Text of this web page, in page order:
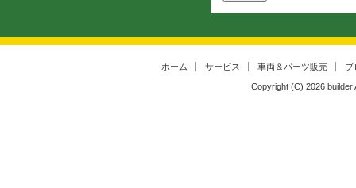
ホーム サービス 車両＆パーツ販売 ブ
Copyright (C) 2026 builder